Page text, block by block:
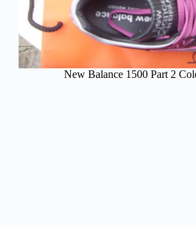
New Balance 1500 Part 2